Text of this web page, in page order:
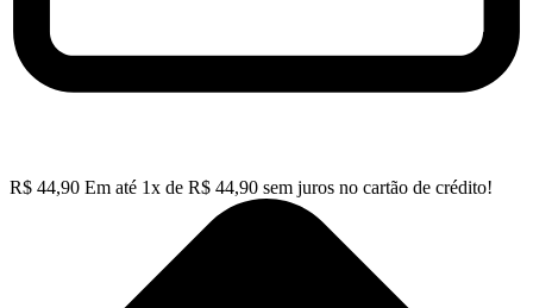
R$ 44,90 Em até 1x de R$ 44,90 sem juros no cartão de crédito!